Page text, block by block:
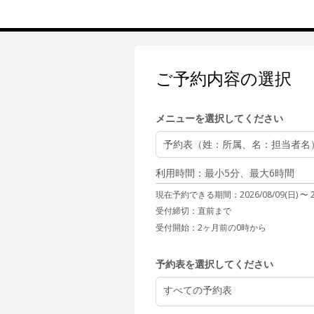
ご予約内容の選択
メニューを選択してください
予約表（姓：所属、名：担当者名）
利用時間：最小5分、最大6時間
現在予約できる期間： 2026/08/09(日) 〜
受付締切： 直前まで
受付開始： 2ヶ月前の0時から
予約表を選択してください
すべての予約表